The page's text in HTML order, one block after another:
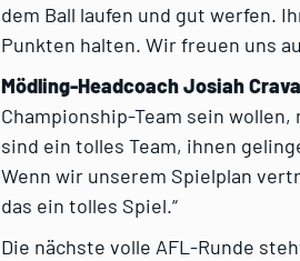
dem Ball laufen und gut werfen.
Punkten halten. Wir freuen uns
Mödling-Headcoach Josiah
Championship-Team sein
sind ein tolles Team, ihnen
Wenn wir unserem Spielplan
das ein tolles Spiel.“
Die nächste volle AFL-Runde